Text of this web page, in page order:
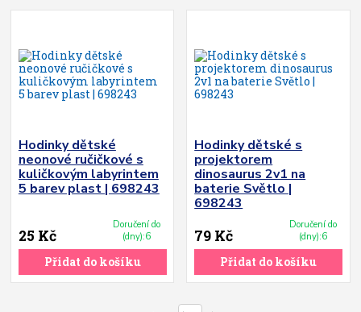
Hodinky dětské
neonové ručičkové s
kuličkovým labyrintem
5 barev plast | 698243
25 Kč
Doručení do
(dny):6
Přidat do košíku
Hodinky dětské s
projektorem
dinosaurus 2v1 na
baterie Světlo |
698243
79 Kč
Doručení do
(dny):6
Přidat do košíku